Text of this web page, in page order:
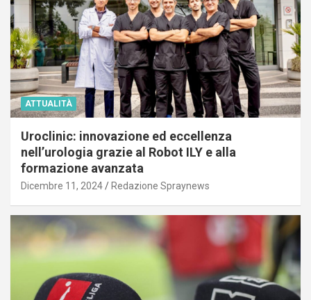
ATTUALITÀ
Uroclinic: innovazione ed eccellenza
nell’urologia grazie al Robot ILY e alla
formazione avanzata
Dicembre 11, 2024 Redazione Spraynews